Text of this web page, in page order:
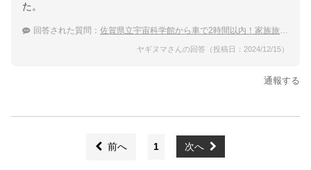
た。
回答された質問： 佐賀県立宇宙科学館から車で2時間以内！家族旅行におすすめの温泉宿
ヤギヌマさんの回答（投稿日：2024/12/15）
通報する
前へ 1 次へ